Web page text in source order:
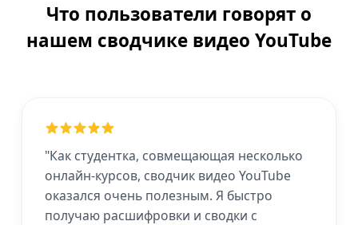
Что пользователи говорят о
нашем сводчике видео YouTube
"Как студентка, совмещающая несколько
онлайн-курсов, сводчик видео YouTube
оказался очень полезным. Я быстро
получаю расшифровки и сводки с